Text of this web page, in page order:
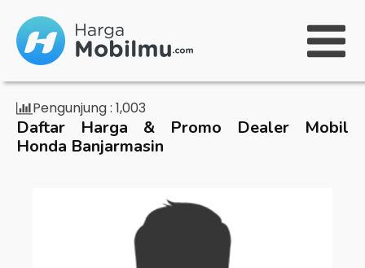
Pengunjung : 1,003
Daftar Harga & Promo Dealer Mobil
Honda Banjarmasin